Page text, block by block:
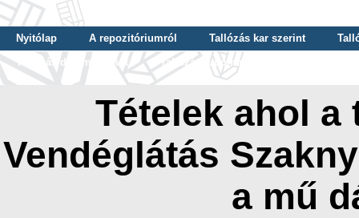
Nyitólap A repozitóriumról Tallózás kar szerint
Tallózás dátum szerint
Tallózás tudományterület szerint
Tételek ahol a
Vendéglátás
a mű